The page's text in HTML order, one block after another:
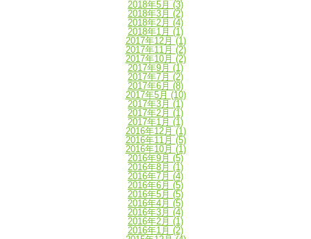
2018年5月 (3)
2018年3月 (2)
2018年2月 (4)
2018年1月 (1)
2017年12月 (1)
2017年11月 (2)
2017年10月 (2)
2017年9月 (1)
2017年7月 (2)
2017年6月 (8)
2017年5月 (10)
2017年3月 (1)
2017年2月 (1)
2017年1月 (1)
2016年12月 (1)
2016年11月 (5)
2016年10月 (1)
2016年9月 (5)
2016年8月 (1)
2016年7月 (4)
2016年6月 (5)
2016年5月 (5)
2016年4月 (5)
2016年3月 (4)
2016年2月 (1)
2016年1月 (2)